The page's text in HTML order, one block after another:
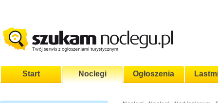
Start Noclegi Ogłoszenia